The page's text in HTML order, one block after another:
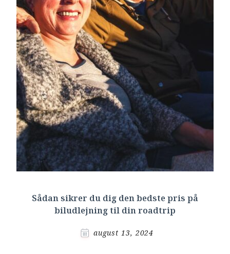
Sådan sikrer du dig den bedste pris på
biludlejning til din roadtrip
august 13, 2024